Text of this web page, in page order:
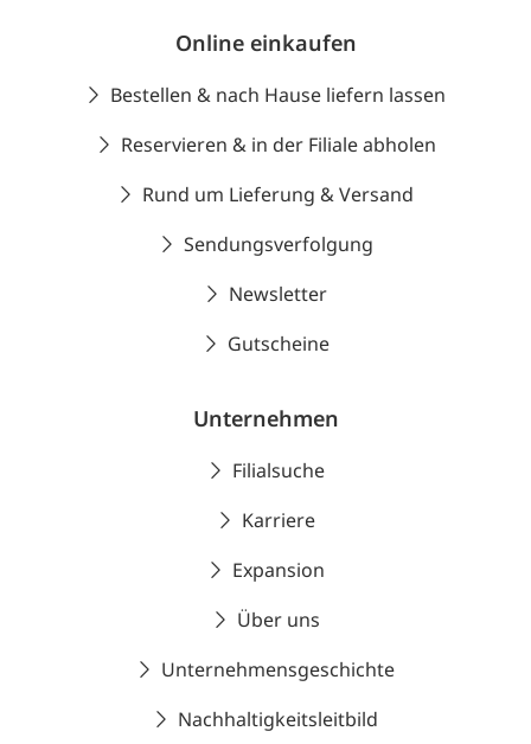
Online einkaufen
Bestellen & nach Hause liefern lassen
Reservieren & in der Filiale abholen
Rund um Lieferung & Versand
Sendungsverfolgung
Newsletter
Gutscheine
Unternehmen
Filialsuche
Karriere
Expansion
Über uns
Unternehmensgeschichte
Nachhaltigkeitsleitbild